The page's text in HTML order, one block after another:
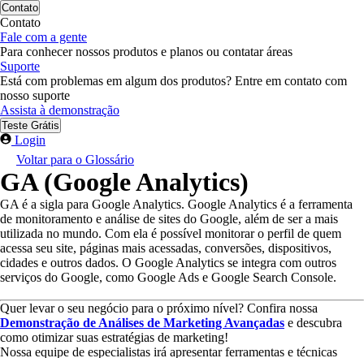
Contato
Contato
Fale com a gente
Para conhecer nossos produtos e planos ou contatar áreas
Suporte
Está com problemas em algum dos produtos? Entre em contato com
nosso suporte
Assista à demonstração
Teste Grátis
Login
Voltar para o Glossário
GA (Google Analytics)
GA é a sigla para Google Analytics. Google Analytics é a ferramenta
de monitoramento e análise de sites do Google, além de ser a mais
utilizada no mundo. Com ela é possível monitorar o perfil de quem
acessa seu site, páginas mais acessadas, conversões, dispositivos,
cidades e outros dados. O Google Analytics se integra com outros
serviços do Google, como Google Ads e Google Search Console.
Quer levar o seu negócio para o próximo nível? Confira nossa
Demonstração de Análises de Marketing Avançadas e descubra
como otimizar suas estratégias de marketing!
Nossa equipe de especialistas irá apresentar ferramentas e técnicas